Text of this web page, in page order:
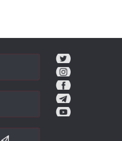
tw
ig
fb
tg
yt